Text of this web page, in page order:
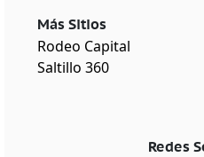
Más Sitios
Rodeo Capital
Saltillo 360
Redes